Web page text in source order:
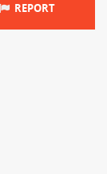
REPORT